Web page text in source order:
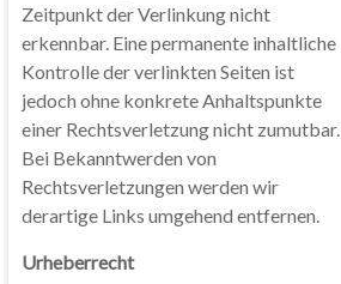
Zeitpunkt der Verlinkung nicht
erkennbar. Eine permanente inhaltliche
Kontrolle der verlinkten Seiten ist
jedoch ohne konkrete Anhaltspunkte
einer Rechtsverletzung nicht zumutbar.
Bei Bekanntwerden von
Rechtsverletzungen werden wir
derartige Links umgehend entfernen.
Urheberrecht